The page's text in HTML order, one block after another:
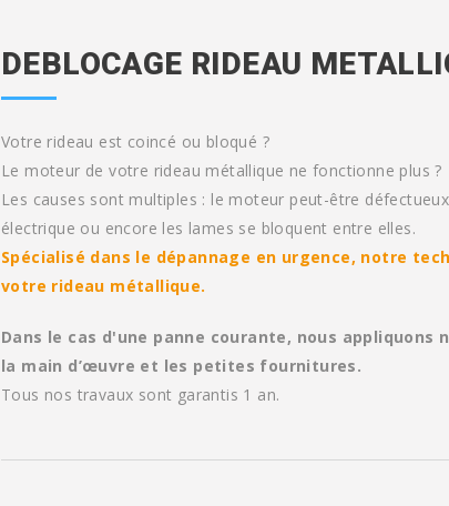
DEBLOCAGE RIDEAU
Votre rideau est coincé ou bloqué ?
Le moteur de votre rideau métallique ne fonctionne plus ?
Les causes sont multiples : le moteur peut-être
électrique ou encore les lames se bloquent entre elles.
Spécialisé dans le dépannage en urgence, notre
votre rideau métallique.
Dans le cas d'une panne courante, nous
la main d’œuvre et les petites fournitures.
Tous nos travaux sont garantis 1 an.